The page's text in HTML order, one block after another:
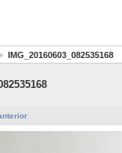
IMG_20160603_082535168